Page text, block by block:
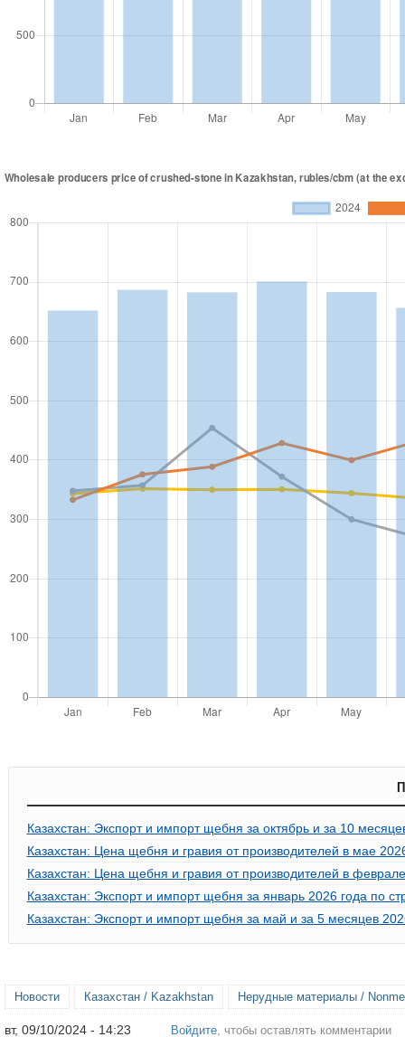
Казахстан: Экспорт и импорт щебня за октябрь и за 10
Казахстан: Цена щебня и гравия от производителей в мае
Казахстан: Цена щебня и гравия от производителей в
Казахстан: Экспорт и импорт щебня за январь 2026 года по
Казахстан: Экспорт и импорт щебня за май и за 5 месяцев
Новости Казахстан / Kazakhstan Нерудные материалы /
вт, 09/10/2024 - 14:23 Войдите , чтобы оставлять комментарии